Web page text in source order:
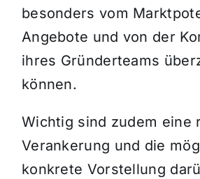
besonders vom
Angebote und von der
ihres Gründerteams
können.
Wichtig sind zudem eine
Verankerung und die
konkrete Vorstellung